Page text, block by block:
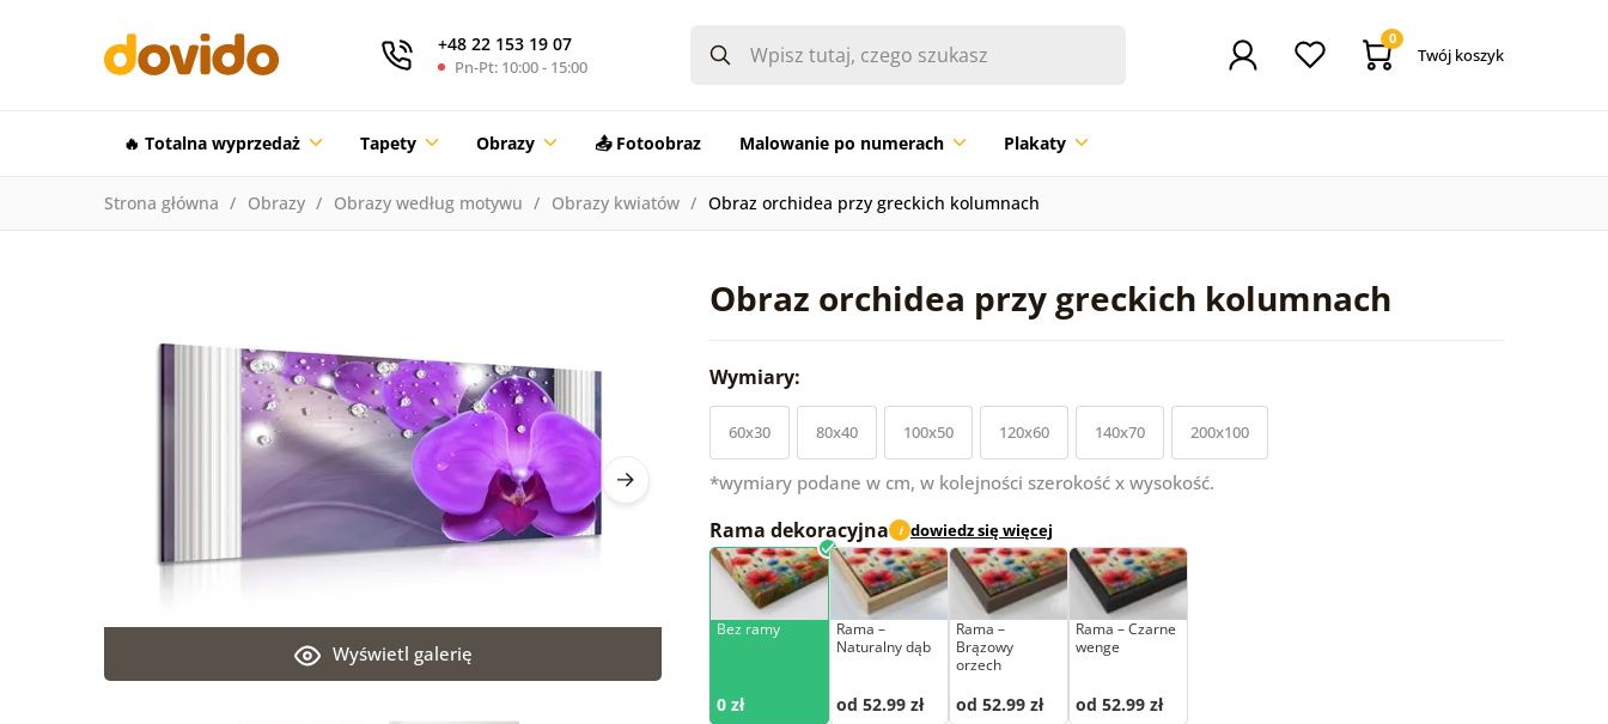
+48 22 153 19 07
Pn-Pt: 10:00 - 15:00
0
Twój koszyk
🔥 Totalna wyprzedaż Tapety Obrazy 📤 Fotoobraz Malowanie po numerach Plakaty
Strona główna Obrazy Obrazy według motywu Obrazy kwiatów Obraz orchidea przy greckich kolumnach
Obraz orchidea przy greckich kolumnach
Wyświetl galerię
Wymiary:
60x30 80x40 100x50 120x60 140x70 200x100
*wymiary podane w cm, w kolejności szerokość x wysokość.
Rama dekoracyjna i dowiedz się więcej
Bez ramy
0 zł
Rama –
Naturalny dąb
od 52.99 zł
Rama –
Brązowy
orzech
od 52.99 zł
Rama – Czarne
wenge
od 52.99 zł